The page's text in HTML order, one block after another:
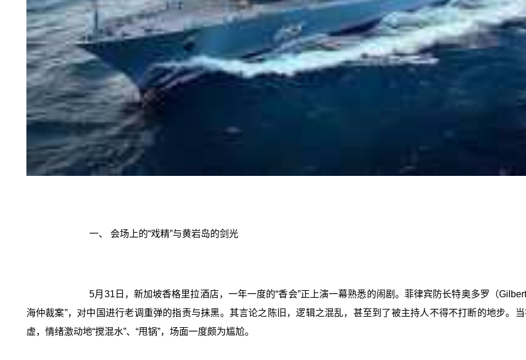
一、 会场上的“戏精”与黄岩岛的剑光
5月31日，新加坡香格里拉酒店，一年一度的“香会”正上演一幕熟悉的闹剧。菲律宾防长特奥多罗（
海仲裁案”，对中国进行老调重弹的指责与抹黑。其言论之陈旧，逻辑之混乱，甚至到了被主持人不得不打断的地步。
虚，情绪激动地“搅混水”、“甩锅”，场面一度颇为尴尬。